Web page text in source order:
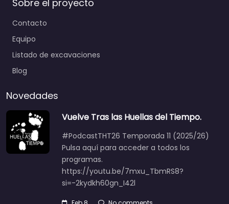
Sobre el proyecto
Contacto
Equipo
Listado de excavaciones
Blog
Novedades
Vuelve Tras las Huellas del Tiempo.
#PodcastTHT26 Temporada 11 (2025/26)
Pulsa aquí para acceder a todos los
programas.
https://youtu.be/7mxu_TbmRS8?
si=-2kydkh60gn_I42l